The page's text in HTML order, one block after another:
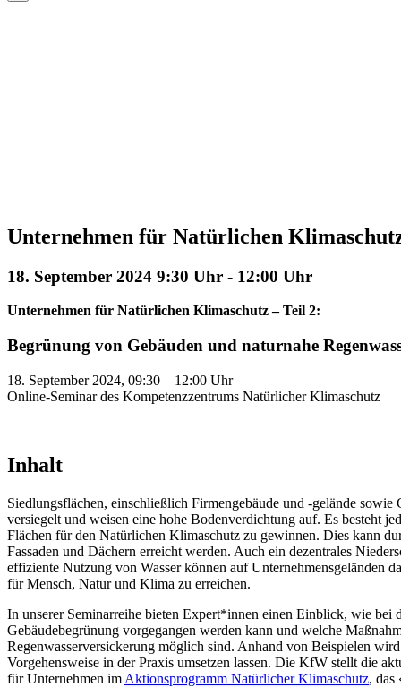
Unternehmen für Natürlichen
18. September 2024 9:30 Uhr - 12:00 Uhr
Unternehmen für Natürlichen Klimaschutz – Teil 2:
Begrünung von Gebäuden und naturnahe
18. September 2024, 09:30 – 12:00 Uhr
Online-Seminar des Kompetenzzentrums Natürlicher Klimaschutz
Inhalt
Siedlungsflächen, einschließlich Firmengebäude und -gelände sowie
versiegelt und weisen eine hohe Bodenverdichtung auf. Es besteht
Flächen für den Natürlichen Klimaschutz zu gewinnen. Dies kann
Fassaden und Dächern erreicht werden. Auch ein dezentrales
effiziente Nutzung von Wasser können auf Unternehmensgeländen
für Mensch, Natur und Klima zu erreichen.
In unserer Seminarreihe bieten Expert*innen einen Einblick, wie bei
Gebäudebegrünung vorgegangen werden kann und welche
Regenwasserversickerung möglich sind. Anhand von Beispielen
Vorgehensweise in der Praxis umsetzen lassen. Die KfW stellt die
für Unternehmen im Aktionsprogramm Natürlicher Klimaschutz, das